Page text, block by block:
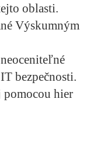
oblasti.
Výskumným
bezpečnosti.
pomocou hier